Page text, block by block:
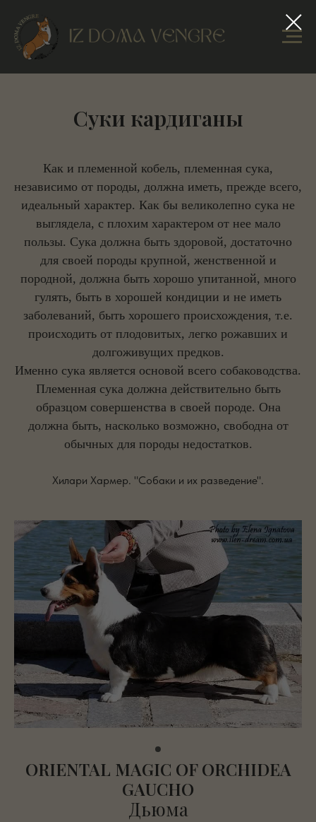
Суки кардиганы
Как и племенной кобель, племенная сука,
независимо от породы, должна иметь, прежде всего,
идеальный характер. Как бы великолепно сука не
выглядела, с плохим характером от нее мало
пользы. Сука должна быть здоровой, достаточно
для своей породы крупной, женственной и
породной, должна быть хорошо упитанной, много
гулять, быть в хорошей кондиции и не иметь
заболеваний, быть хорошего происхождения, т.е.
происходить от плодовитых, легко рожавших и
долгоживущих предков.
Именно сука является основой всего собаководства.
Племенная сука должна действительно быть
образцом совершенства в своей породе. Она
должна быть, насколько возможно, свободна от
обычных для породы недостатков.
Хилари Хармер. "Собаки и их разведение".
ORIENTAL MAGIC OF ORCHIDEA
GAUCHO
Дьюма